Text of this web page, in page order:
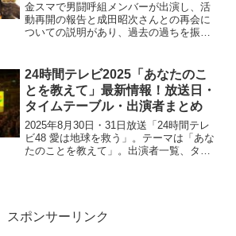
響く・・・
金スマで男闘呼組メンバーが出演し、活
動再開の報告と成田昭次さんとの再会に
ついての説明があり、過去の過ちを振り
いては、↓こちらをご覧ください。⇒ 成
田昭次・ネックレスをネ...
24時間テレビ2025「あなたのこ
とを教えて」最新情報！放送日・
タイムテーブル・出演者まとめ
2025年8月30日・31日放送「24時間テレ
ビ48 愛は地球を救う」。テーマは「あな
たのことを教えて」。出演者一覧、タイ
スポンサーリンク